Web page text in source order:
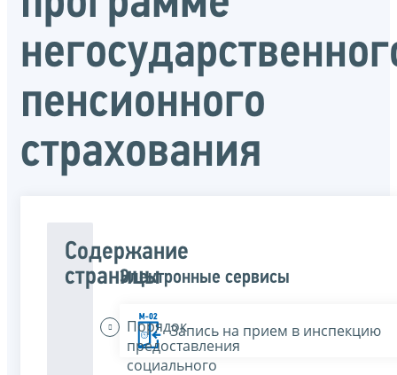
пенсионного
страхования
Содержание
страницы
Порядок
предоставления
социального
Электронные сервисы
Запись на прием в инспекцию